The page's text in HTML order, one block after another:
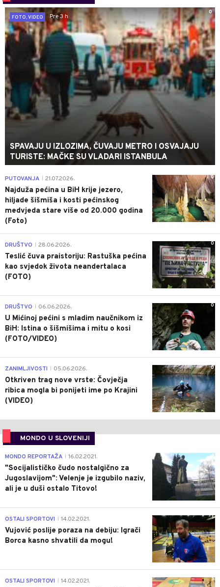
0
FOTO, VIDEO
Pre 3 h
SPAVAJU U IZLOZIMA, ČUVAJU METRO I OSVAJAJU
TURISTE: MAČKE SU VLADARI ISTANBULA
0
PUTOVANJA 21.07.2026.
Najduža pećina u BiH krije jezero,
hiljade šišmiša i kosti pećinskog
medvjeda stare više od 20.000 godina
(Foto)
0
DRUŠTVO 28.06.2026.
Teslić čuva praistoriju: Rastuška pećina
kao svjedok života neandertalaca
(FOTO)
0
DRUŠTVO 06.06.2026.
U Mićinoj pećini s mladim naučnikom iz
BiH: Istina o šišmišima i mitu o kosi
(FOTO/VIDEO)
0
ZANIMLJIVOSTI 05.06.2026.
Otkriven trag nove vrste: Čovječja
ribica mogla bi ponijeti ime po Krajini
(VIDEO)
MONDO U SLOVENIJI
4
MONDO REPORTAŽA 16.02.2021.
"Socijalističko čudo nostalgično za
Jugoslavijom": Velenje je izgubilo naziv,
ali je u duši ostalo Titovo!
1
OSTALI SPORTOVI 14.02.2021.
Vujović poslije poraza na debiju: Igrači
Borca kasno shvatili da mogu!
3
OSTALI SPORTOVI 14.02.2021.